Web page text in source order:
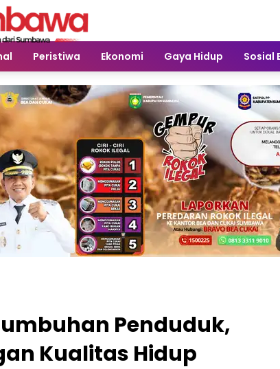
Peristiwa Ekonomi Gaya Hidup Sosial
Penduduk,
Kualitas Hidup